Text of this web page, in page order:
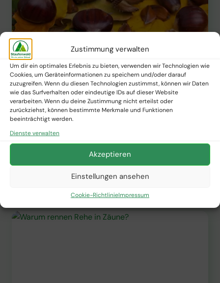
Zustimmung verwalten
Um dir ein optimales Erlebnis zu bieten, verwenden wir Technologien wie
Cookies, um Geräteinformationen zu speichern und/oder darauf
zuzugreifen. Wenn du diesen Technologien zustimmst, können wir Daten
wie das Surfverhalten oder eindeutige IDs auf dieser Website
verarbeiten. Wenn du deine Zustimmung nicht erteilst oder
zurückziehst, können bestimmte Merkmale und Funktionen
beeinträchtigt werden.
Dienste verwalten
Akzeptieren
Einstellungen ansehen
Cookie-RichtlinieImpressum
PFLANZNEWS
Warum gibt es Mastjahre bei
Eichen und Buchen?
Staufenwald Presse 12. Februar 2025
GIBT
ES
MASTJAHRE
BEI
EICHEN